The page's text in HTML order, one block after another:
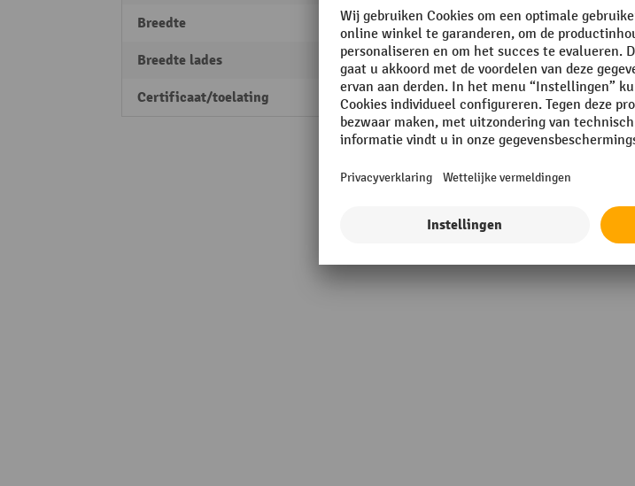
Breedte 1000 mm
Breedte lades 490 mm
Certificaat/toelating PEFC